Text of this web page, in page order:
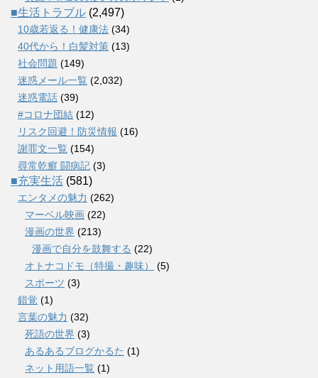
■生活トラブル (2,497)
10歳若返る！健康法 (34)
40代から！白髪対策 (13)
社会問題 (149)
迷惑メール一覧 (2,032)
迷惑電話 (39)
#コロナ団結 (12)
リスク回避！防災情報 (16)
謝罪文一覧 (154)
尋常乾癬 闘病記 (3)
■充実生活 (581)
エンタメの魅力 (262)
マーベル映画 (22)
漫画の世界 (213)
漫画で自分を鼓舞する (22)
オトナコドモ（特撮・趣味）
(5)
スポーツ (3)
錯覚 (1)
言葉の魅力 (32)
死語の世界 (3)
あるあるブログかるた (1)
ネット用語一覧 (1)